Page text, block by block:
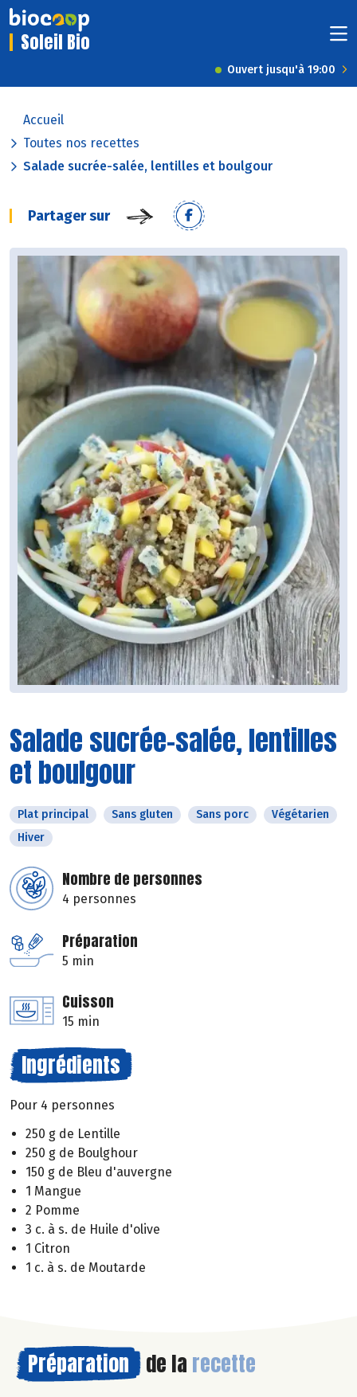
Soleil Bio
Ouvert jusqu'à 19:00
Accueil
Toutes nos recettes
Salade sucrée-salée, lentilles et boulgour
Partager sur
Salade sucrée-salée, lentilles
et boulgour
Plat principal Sans gluten Sans porc
Végétarien
Hiver
Nombre de personnes
4 personnes
Préparation
5 min
Cuisson
15 min
Ingrédients
Pour 4 personnes
250 g de Lentille
250 g de Boulghour
150 g de Bleu d'auvergne
1 Mangue
2 Pomme
3 c. à s. de Huile d'olive
1 Citron
1 c. à s. de Moutarde
Préparation de la recette